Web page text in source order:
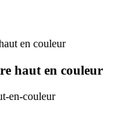
en couleur
haut en couleur